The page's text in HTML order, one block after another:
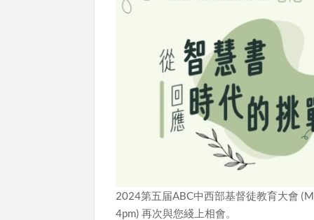
2024第五届ABC中西部基督徒教育大會
4pm) 再次與您綫上相會。